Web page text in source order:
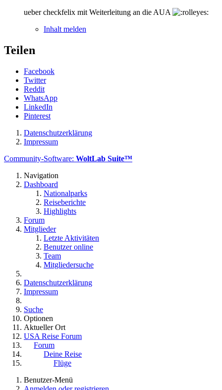
ueber checkfelix mit Weiterleitung an die AUA
Inhalt melden
Teilen
Facebook
Twitter
Reddit
WhatsApp
LinkedIn
Pinterest
Datenschutzerklärung
Impressum
Community-Software: WoltLab Suite™
Navigation
Dashboard
Nationalparks
Reiseberichte
Highlights
Forum
Mitglieder
Letzte Aktivitäten
Benutzer online
Team
Mitgliedersuche
Datenschutzerklärung
Impressum
Suche
Optionen
Aktueller Ort
USA Reise Forum
Forum
Deine Reise
Flüge
Benutzer-Menü